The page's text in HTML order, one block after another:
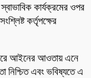
কার্যক্রমের ওপর
কর্তৃপক্ষের
আইনের আওতায় এনে
নিশ্চিত এবং ভবিষ্যতে এ